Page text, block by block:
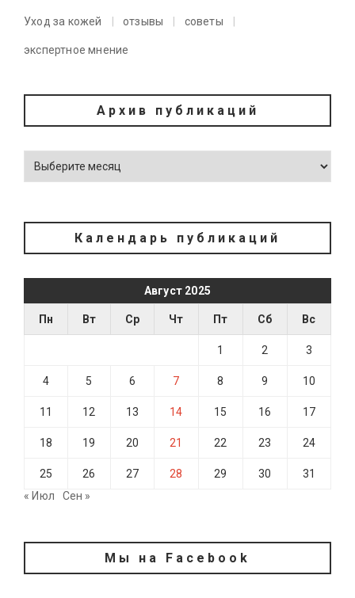
Уход за кожей отзывы советы
экспертное мнение
Архив публикаций
Календарь публикаций
Август 2025
Пн Вт Ср Чт Пт Сб Вс
1 2 3
4 5 6 7 8 9 10
11 12 13 14 15 16 17
18 19 20 21 22 23 24
25 26 27 28 29 30
31
« Июл
Сен »
Мы на Facebook